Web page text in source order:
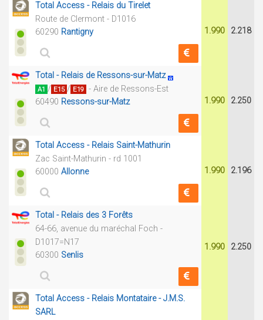
Total Access - Relais du Tirelet
Route de Clermont - D1016
60290 Rantigny 1.990 2.218
Total - Relais de Ressons-sur-Matz
A1 / E15 / E19 - Aire de Ressons-Est
60490 Ressons-sur-Matz 1.990 2.250
Total Access - Relais Saint-Mathurin
Zac Saint-Mathurin - rd 1001
60000 Allonne 1.990 2.196
Total - Relais des 3 Forêts
64-66, avenue du maréchal Foch -
D1017=N17
60300 Senlis
1.990 2.250
Total Access - Relais Montataire - J.M.S.
SARL